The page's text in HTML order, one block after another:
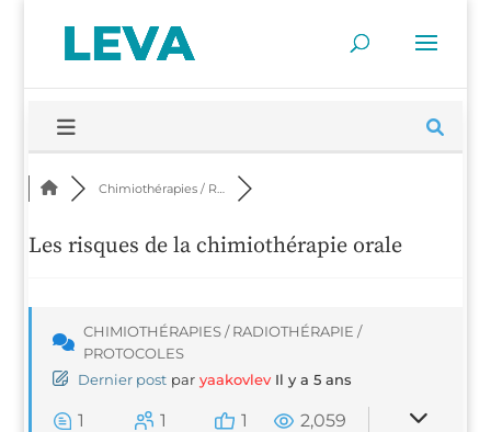
Chi­mio­thé­ra­pies / R…
Les risques de la chimiothérapie orale
CHI­MIO­THÉ­RA­PIES / RADIO­THÉ­RA­PIE /
PROTOCOLES
Der­nier post par yaa­kov­lev Il y a 5 ans
1 1 1 2,059